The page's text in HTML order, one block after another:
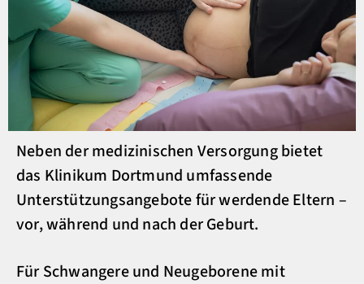
Neben der medizinischen Versorgung bietet
das Klinikum Dortmund umfassende
Unterstützungsangebote für werdende Eltern –
vor, während und nach der Geburt.
Für Schwangere und Neugeborene mit